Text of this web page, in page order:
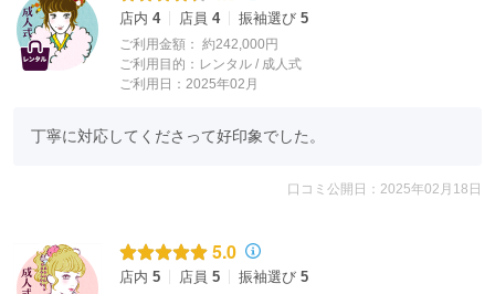
店内 4 店員 4 振袖選び 5
ご利用金額： 約242,000円
ご利用目的： レンタル / 成人式
ご利用日：2025年02月
丁寧に対応してくださって好印象でした。
口コミ公開日：2025年02月18日
5.0
店内 5 店員 5 振袖選び 5